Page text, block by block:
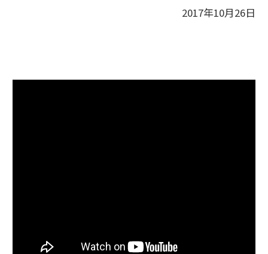
2017年10月26日